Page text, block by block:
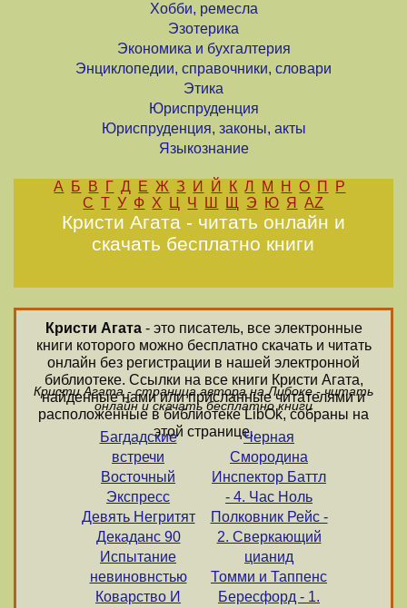
Хобби, ремесла
Эзотерика
Экономика и бухгалтерия
Энциклопедии, справочники, словари
Этика
Юриспруденция
Юриспруденция, законы, акты
Языкознание
А Б В Г Д Е Ж З И Й К Л М Н О П
Р
С Т У Ф Х Ц Ч Ш Щ Э Ю Я AZ
Кристи Агата - читать онлайн и
скачать бесплатно книги
Кристи Агата- это писатель, все электронные
книги которого можно бесплатно скачать и читать
онлайн без регистрации в нашей электронной
библиотеке. Ссылки на все книги Кристи Агата,
найденные нами или присланные читателями и
расположенные в библиотеке LibOk, собраны на
этой странице.
Кристи Агата - страница автора на Либоке - читать
онлайн и скачать бесплатно книги
Багдадские
встречи
Восточный
Экспресс
Девять Негритят
Декаданс 90
Испытание
невиновнстью
Коварство И
Черная
Смородина
Инспектор Баттл
- 4. Час Ноль
Полковник Рейс -
2. Сверкающий
цианид
Томми и Таппенс
Бересфорд - 1.